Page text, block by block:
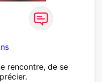
rencontre, de se